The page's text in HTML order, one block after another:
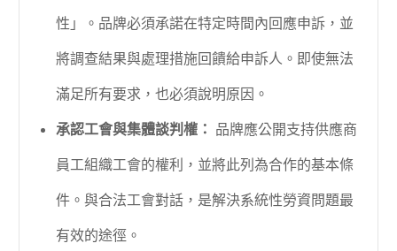
性」。品牌必須承諾在特定時間內回應申訴，並
將調查結果與處理措施回饋給申訴人。即使無法
滿足所有要求，也必須說明原因。
承認工會與集體談判權： 品牌應公開支持供應商
員工組織工會的權利，並將此列為合作的基本條
件。與合法工會對話，是解決系統性勞資問題最
有效的途徑。